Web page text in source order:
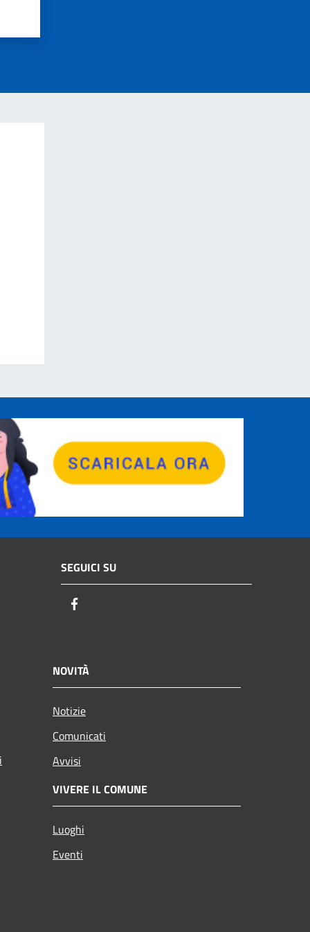
SEGUICI SU
NOVITÀ
Notizie
Comunicati
Avvisi
VIVERE IL COMUNE
Luoghi
Eventi